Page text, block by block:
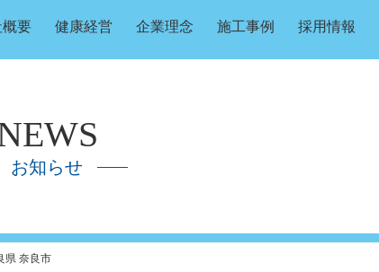
要 健康経営 企業理念 施工事例 採用情報
お知らせ
県 奈良市